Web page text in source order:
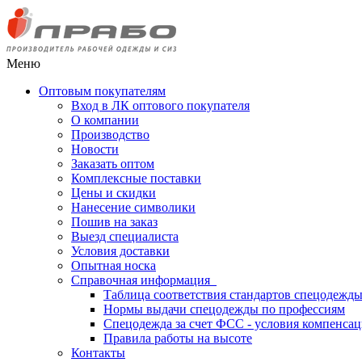
Меню
Оптовым покупателям
Вход в ЛК оптового покупателя
О компании
Производство
Новости
Заказать оптом
Комплексные поставки
Цены и скидки
Нанесение символики
Пошив на заказ
Выезд специалиста
Условия доставки
Опытная носка
Справочная информация
Таблица соответствия стандартов спецодежды
Нормы выдачи спецодежды по профессиям
Спецодежда за счет ФСС - условия
Правила работы на высоте
Контакты